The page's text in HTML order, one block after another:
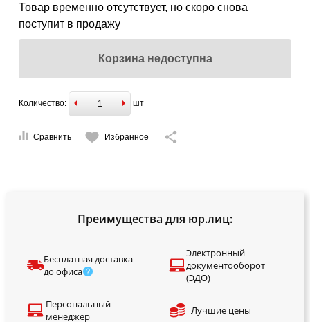
Товар временно отсутствует, но скоро снова
поступит в продажу
Корзина недоступна
Количество: шт
Сравнить Избранное
Преимущества для юр.лиц:
Бесплатная доставка
до офиса
Электронный
документооборот
(ЭДО)
Персональный
менеджер
Лучшие цены